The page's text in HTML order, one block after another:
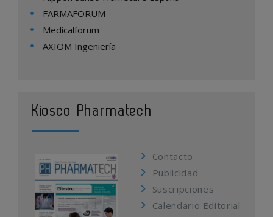
FARMAFORUM
Medicalforum
AXIOM Ingeniería
Kiosco Pharmatech
Contacto
Publicidad
Suscripciones
Calendario Editorial